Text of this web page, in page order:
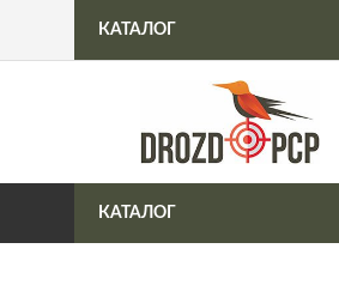
Интернет-магазин
КАТАЛОГ
КАТАЛОГ